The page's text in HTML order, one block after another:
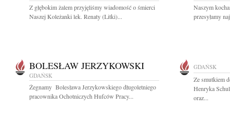
Z głębokim żalem przyjęliśmy wiadomość o śmierci
Naszej Koleżanki lek. Renaty (Litki)...
Naszym
przesyłamy
BOLESŁAW JERZYKOWSKI
GDAŃSK
Żegnamy Bolesława Jerzykowskiego długoletniego
pracownika Ochotniczych Hufców Pracy...
GDAŃSK
Ze smutkiem
Henryka
oraz...